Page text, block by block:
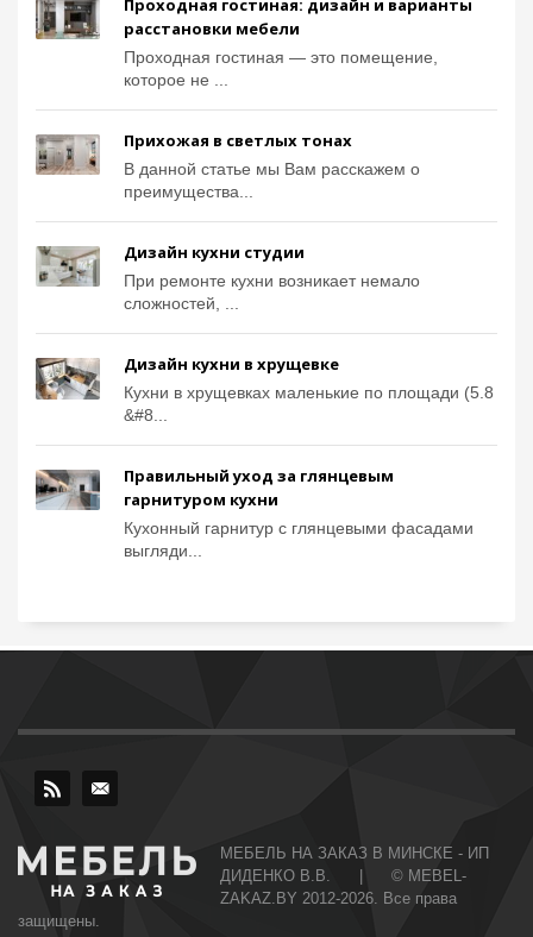
Проходная гостиная: дизайн и варианты
расстановки мебели
Проходная гостиная — это помещение,
которое не ...
Прихожая в светлых тонах
В данной статье мы Вам расскажем о
преимущества...
Дизайн кухни студии
При ремонте кухни возникает немало
сложностей, ...
Дизайн кухни в хрущевке
Кухни в хрущевках маленькие по площади (5.8
&#8...
Правильный уход за глянцевым
гарнитуром кухни
Кухонный гарнитур с глянцевыми фасадами
выгляди...
МЕБЕЛЬ НА ЗАКАЗ В МИНСКЕ - ИП
ДИДЕНКО В.В. | © MEBEL-
ZAKAZ.BY 2012-2026. Все права
защищены.